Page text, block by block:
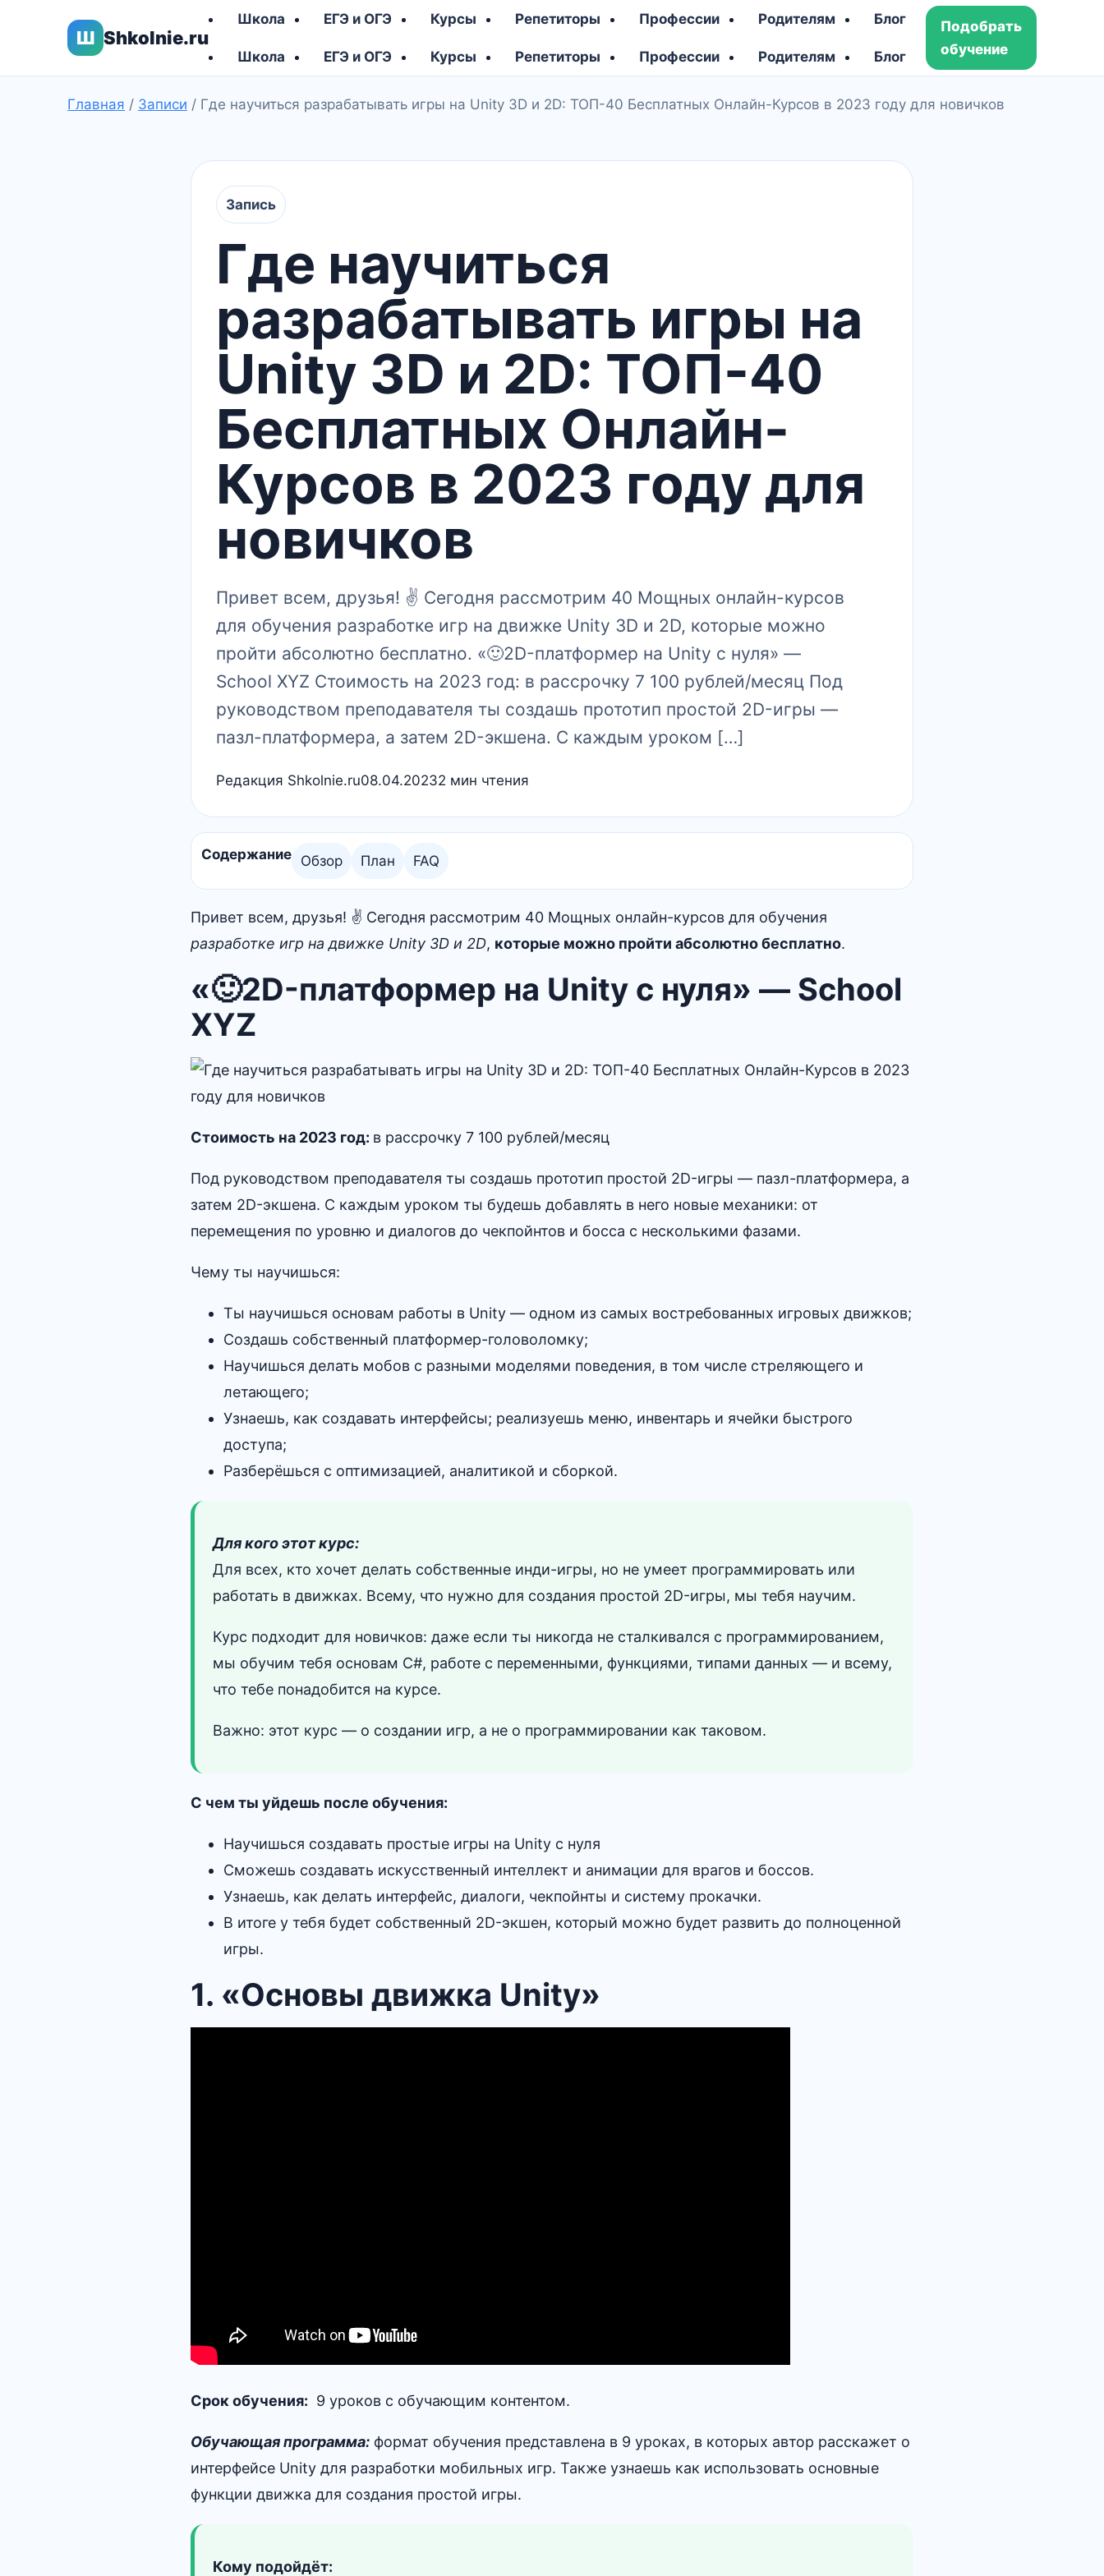
Ш Shkolnie.ru
Школа ЕГЭ и ОГЭ Курсы Репетиторы Профессии Родителям Блог
Школа ЕГЭ и ОГЭ Курсы Репетиторы Профессии Родителям Блог
Подобрать
обучение
Главная / Записи / Где научиться разрабатывать игры на Unity 3D и 2D: ТОП-40 Бесплатных Онлайн-Курсов в 2023 году для новичков
Запись
Где научиться
разрабатывать игры на
Unity 3D и 2D: ТОП-40
Бесплатных Онлайн-
Курсов в 2023 году для
новичков
Привет всем, друзья! ✌ Сегодня рассмотрим 40 Мощных онлайн-курсов
для обучения разработке игр на движке Unity 3D и 2D, которые можно
пройти абсолютно бесплатно. «🙂2D-платформер на Unity с нуля» —
School XYZ Стоимость на 2023 год: в рассрочку 7 100 рублей/месяц Под
руководством преподавателя ты создашь прототип простой 2D-игры —
пазл-платформера, а затем 2D-экшена. С каждым уроком […]
Редакция Shkolnie.ru08.04.20232 мин чтения
Содержание Обзор План FAQ
Привет всем, друзья! ✌ Сегодня рассмотрим 40 Мощных онлайн-курсов для обучения
разработке игр на движке Unity 3D и 2D, которые можно пройти абсолютно бесплатно.
«🙂2D-платформер на Unity с нуля» — School
XYZ
Стоимость на 2023 год: в рассрочку 7 100 рублей/месяц
Под руководством преподавателя ты создашь прототип простой 2D-игры — пазл-платформера, а
затем 2D-экшена. С каждым уроком ты будешь добавлять в него новые механики: от
перемещения по уровню и диалогов до чекпойнтов и босса с несколькими фазами.
Чему ты научишься:
Ты научишься основам работы в Unity — одном из самых востребованных игровых движков;
Создашь собственный платформер-головоломку;
Научишься делать мобов с разными моделями поведения, в том числе стреляющего и
летающего;
Узнаешь, как создавать интерфейсы; реализуешь меню, инвентарь и ячейки быстрого
доступа;
Разберёшься с оптимизацией, аналитикой и сборкой.
Для кого этот курс:
Для всех, кто хочет делать собственные инди-игры, но не умеет программировать или
работать в движках. Всему, что нужно для создания простой 2D-игры, мы тебя научим.
Курс подходит для новичков: даже если ты никогда не сталкивался с программированием,
мы обучим тебя основам С#, работе с переменными, функциями, типами данных — и всему,
что тебе понадобится на курсе.
Важно: этот курс — о создании игр, а не о программировании как таковом.
С чем ты уйдешь после обучения:
Научишься создавать простые игры на Unity c нуля
Сможешь создавать искусственный интеллект и анимации для врагов и боссов.
Узнаешь, как делать интерфейс, диалоги, чекпойнты и систему прокачки.
В итоге у тебя будет собственный 2D-экшен, который можно будет развить до полноценной
игры.
1. «Основы движка Unity»
Срок обучения: 9 уроков с обучающим контентом.
Обучающая программа: формат обучения представлена в 9 уроках, в которых автор расскажет о
интерфейсе Unity для разработки мобильных игр. Также узнаешь как использовать основные
функции движка для создания простой игры.
Кому подойдёт: